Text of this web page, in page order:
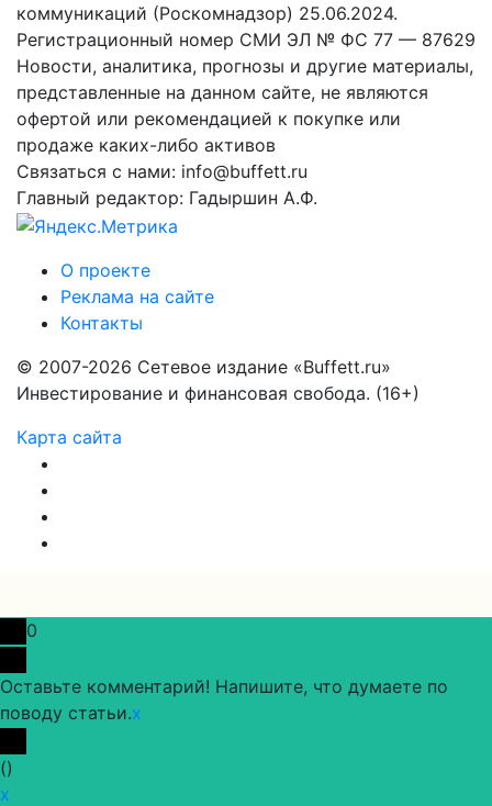
коммуникаций (Роскомнадзор) 25.06.2024.
Регистрационный номер СМИ ЭЛ № ФС 77 — 87629
Новости, аналитика, прогнозы и другие материалы,
представленные на данном сайте, не являются
офертой или рекомендацией к покупке или
продаже каких-либо активов
Связаться с нами: info@buffett.ru
Главный редактор: Гадыршин А.Ф.
О проекте
Реклама на сайте
Контакты
© 2007-2026 Сетевое издание «Buffett.ru»
Инвестирование и финансовая свобода. (16+)
Карта сайта
0
Оставьте комментарий! Напишите, что думаете по
поводу статьи.x
()
x